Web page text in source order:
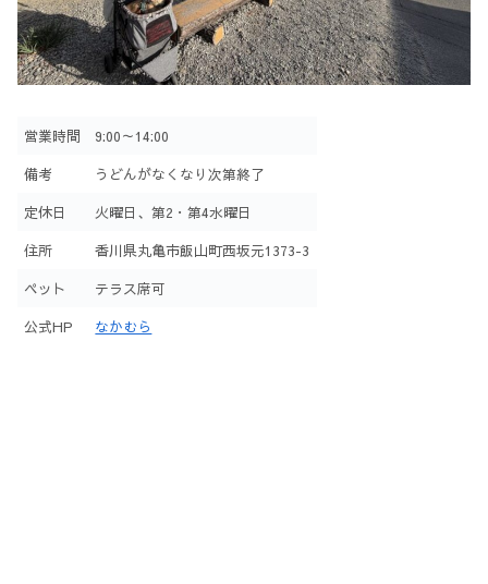
営業時間 9:00～14:00
備考 うどんがなくなり次第終了
定休日 火曜日、第2・第4水曜日
住所 香川県丸亀市飯山町西坂元1373-3
ペット テラス席可
公式HP なかむら